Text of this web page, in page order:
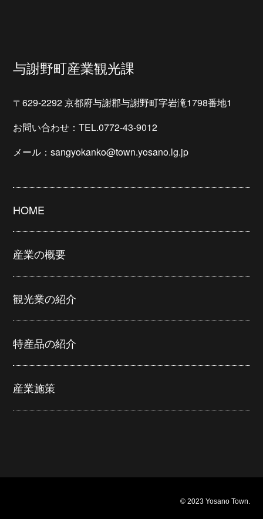
与謝野町産業観光課
〒629-2292 京都府与謝郡与謝野町字岩滝1798番地1
お問い合わせ：TEL.0772-43-9012
メール：sangyokanko@town.yosano.lg.jp
HOME
産業の概要
観光業の紹介
特産品の紹介
産業施策
© 2023 Yosano Town.